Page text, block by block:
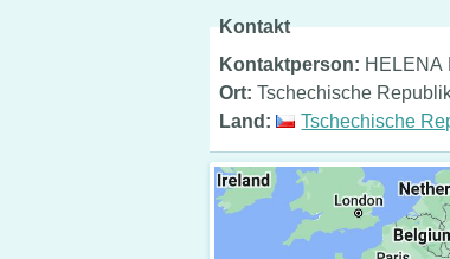
Kontakt
Kontaktperson: HELENA
Ort: Tschechische
Land:
Tschechische